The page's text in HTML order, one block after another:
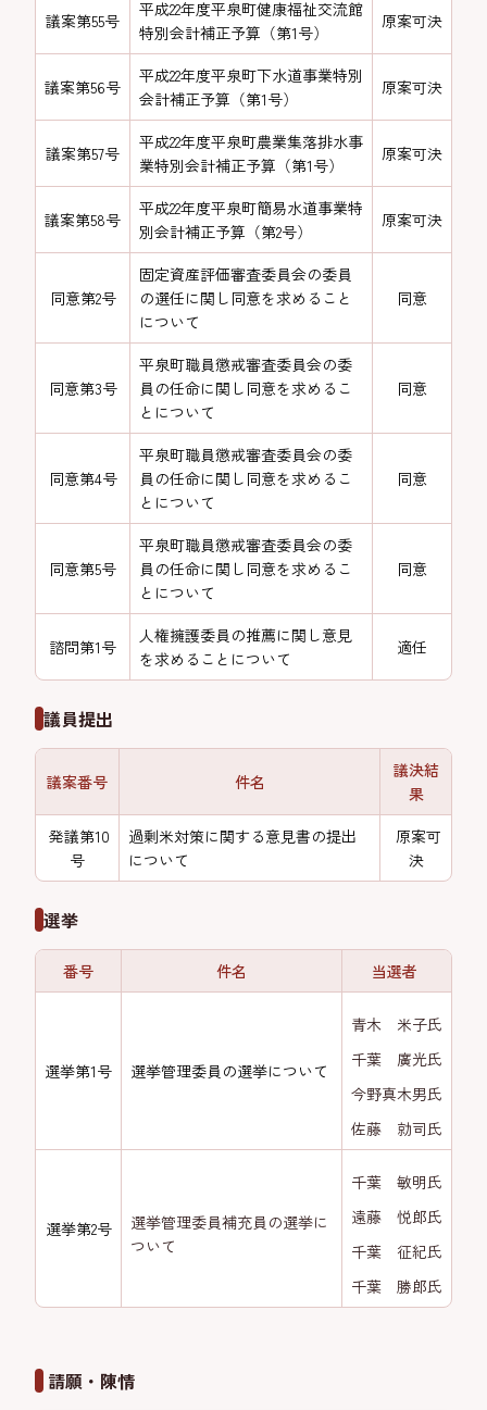
議案第55号
平成22年度平泉町健康福祉交流館
特別会計補正予算（第1号）
原案可決
議案第56号
平成22年度平泉町下水道事業特別
会計補正予算（第1号）
原案可決
議案第57号
平成22年度平泉町農業集落排水事
業特別会計補正予算（第1号）
原案可決
議案第58号
平成22年度平泉町簡易水道事業特
別会計補正予算（第2号）
原案可決
同意第2号
固定資産評価審査委員会の委員
の選任に関し同意を求めること
について
同意
同意第3号
平泉町職員懲戒審査委員会の委
員の任命に関し同意を求めるこ
とについて
同意
同意第4号
平泉町職員懲戒審査委員会の委
員の任命に関し同意を求めるこ
とについて
同意
同意第5号
平泉町職員懲戒審査委員会の委
員の任命に関し同意を求めるこ
とについて
同意
諮問第1号
人権擁護委員の推薦に関し意見
を求めることについて
適任
議員提出
議案番号 件名
議決結
果
発議第10
号
過剰米対策に関する意見書の提出
について
原案可
決
選挙
番号 件名 当選者
選挙第1号 選挙管理委員の選挙について
青木 米子氏
千葉 廣光氏
今野真木男氏
佐藤 勍司氏
選挙第2号
選挙管理委員補充員の選挙に
ついて
千葉 敏明氏
遠藤 悦郎氏
千葉 征紀氏
千葉 勝郎氏
請願・陳情